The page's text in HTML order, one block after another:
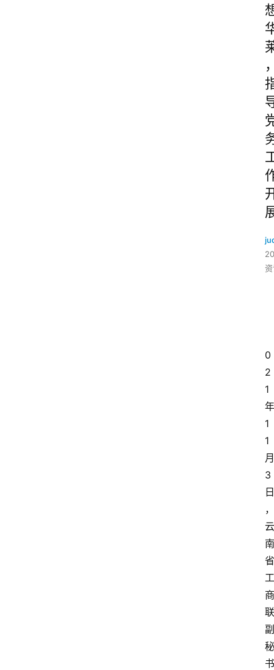
0
2
1
年
1
1
月
3
日
，
云
南
省
工
商
联
副
秘
书